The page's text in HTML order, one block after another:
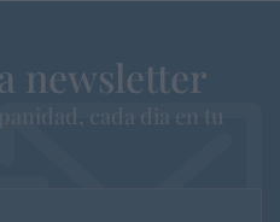
newsletter
cada dia en tu